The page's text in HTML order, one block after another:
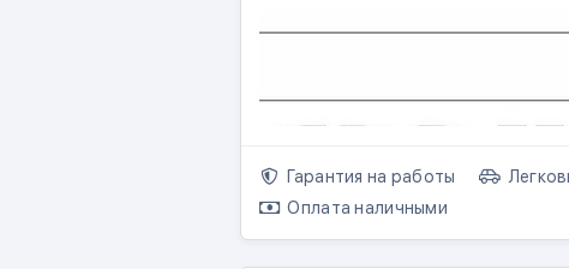
Гарантия на работы
Оплата наличными